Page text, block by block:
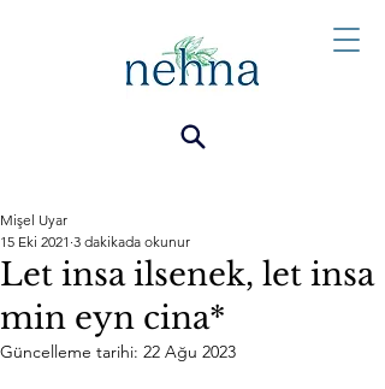
Let insa ilsenek, let insa
min eyn cina*
Mişel Uyar
15 Eki 2021 3 dakikada okunur
Güncelleme tarihi: 22 Ağu 2023